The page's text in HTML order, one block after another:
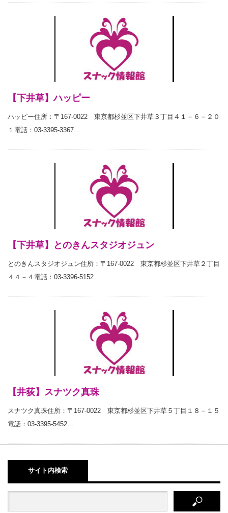
【下井草】ハッピー
ハッピー住所：〒167-0022 東京都杉並区下井草３丁目４１－６－２０
１電話：03-3395-3367…
【下井草】とのきんスタジオジュン
とのきんスタジオジュン住所：〒167-0022 東京都杉並区下井草２丁目
４４－４電話：03-3396-5152…
【井荻】スナツク真珠
スナツク真珠住所：〒167-0022 東京都杉並区下井草５丁目１８－１５
電話：03-3395-5452…
サイト内検索